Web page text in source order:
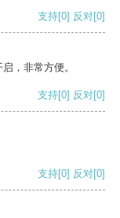
支持[0] 反对[0]
，非常方便。
支持[0] 反对[0]
支持[0] 反对[0]